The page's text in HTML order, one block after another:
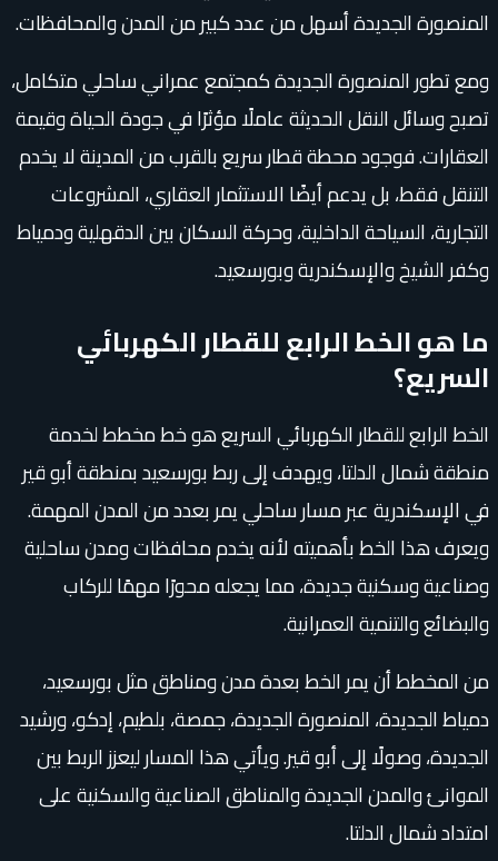
المنصورة الجديدة أسهل من عدد كبير من المدن والمحافظات.
ومع تطور المنصورة الجديدة كمجتمع عمراني ساحلي متكامل،
تصبح وسائل النقل الحديثة عاملًا مؤثرًا في جودة الحياة وقيمة
العقارات. فوجود محطة قطار سريع بالقرب من المدينة لا يخدم
التنقل فقط، بل يدعم أيضًا الاستثمار العقاري، المشروعات
التجارية، السياحة الداخلية، وحركة السكان بين الدقهلية ودمياط
وكفر الشيخ والإسكندرية وبورسعيد.
ما هو الخط الرابع للقطار الكهربائي
السريع؟
الخط الرابع للقطار الكهربائي السريع هو خط مخطط لخدمة
منطقة شمال الدلتا، ويهدف إلى ربط بورسعيد بمنطقة أبو قير
في الإسكندرية عبر مسار ساحلي يمر بعدد من المدن المهمة.
ويعرف هذا الخط بأهميته لأنه يخدم محافظات ومدن ساحلية
وصناعية وسكنية جديدة، مما يجعله محورًا مهمًا للركاب
والبضائع والتنمية العمرانية.
من المخطط أن يمر الخط بعدة مدن ومناطق مثل بورسعيد،
دمياط الجديدة، المنصورة الجديدة، جمصة، بلطيم، إدكو، ورشيد
الجديدة، وصولًا إلى أبو قير. ويأتي هذا المسار ليعزز الربط بين
الموانئ والمدن الجديدة والمناطق الصناعية والسكنية على
امتداد شمال الدلتا.